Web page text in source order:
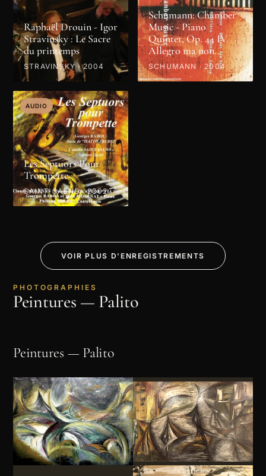
Raphaël Drouin - Igor
Stravinsky : Le Sacre
du printemps
STRAVINSKY · 2004
Schumann: Chamber
Music - Piano
Quintet, Op. 44 IV.
Allegro ma non
troppo
SCHUMANN · 2004
AUDIO
Les Septuors Pour
Trompette
SAINT-SAËNS · 2002
VOIR PLUS D'ENREGISTREMENTS
PHOTOGRAPHIES
Peintures — Palito
Peintures — Palito